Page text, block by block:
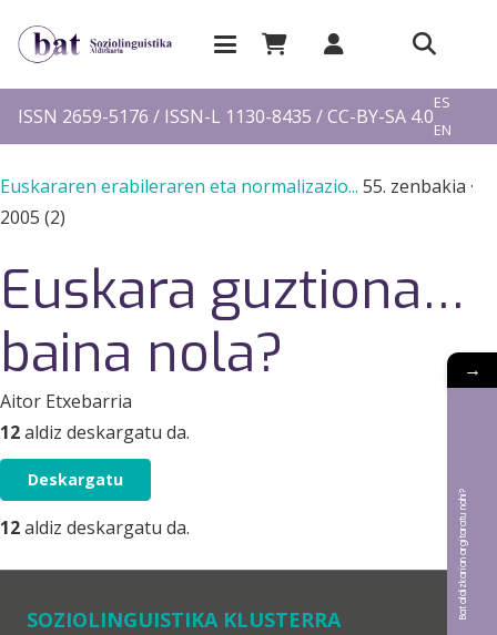
ISSN 2659-5176 / ISSN-L 1130-8435 / CC-BY-SA 4.0
ES
EN
Euskararen erabileraren eta normalizazio... 55. zenbakia ·
2005 (2)
Euskara guztiona…
baina nola?
Aitor Etxebarria
12aldiz deskargatu da.
Deskargatu
12aldiz deskargatu da.
SOZIOLINGUISTIKA KLUSTERRA
→
Bat aldizkarian argitaratu nahi?